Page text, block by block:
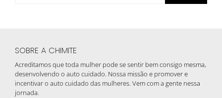
SOBRE A CHIMITE
Acreditamos que toda mulher pode se sentir bem consigo mesma,
desenvolvendo o auto cuidado. Nossa missão e promover e
incentivar o auto cuidado das mulheres. Vem com a gente nessa
jornada.